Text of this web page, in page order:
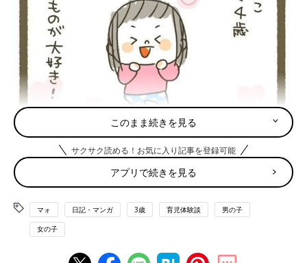
このまま続きを見る
サクサク読める！お気に入り記事を登録可能
アプリで続きを見る
マォ 日記・マンガ 3歳 育児体験談 男の子
女の子